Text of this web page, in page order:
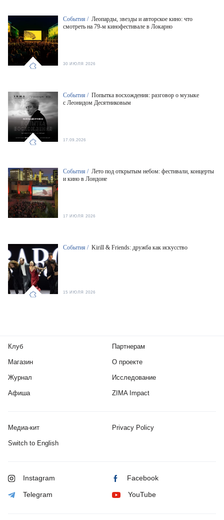
События / Леопарды, звезды и авторское кино: что
смотреть на 79-м кинофестивале в Локарно
30 ИЮЛЯ 2026
События / Попытка восхождения: разговор о музыке
с Леонидом Десятниковым
17.09.2026
События / Лето под открытым небом: фестивали, концерты
и кино в Лондоне
17 ИЮЛЯ 2026
События / Kirill & Friends: дружба как искусство
15 ИЮЛЯ 2026
Клуб
Магазин
Журнал
Афиша
Партнерам
О проекте
Исследование
ZIMA Impact
Медиа-кит Privacy Policy
Switch to English
Instagram Facebook
Telegram YouTube